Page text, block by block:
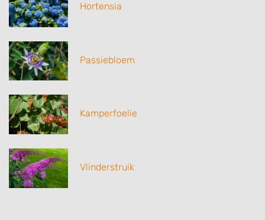
Hortensia
Passiebloem
Kamperfoelie
Vlinderstruik